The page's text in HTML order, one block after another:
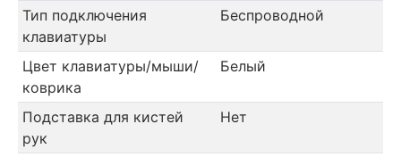
Тип подключения
клавиатуры
Беспроводной
Цвет клавиатуры/мыши/
коврика
Белый
Подставка для кистей
рук
Нет